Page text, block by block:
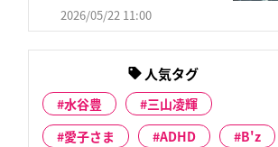
2026/05/22 11:00
人気タグ
水谷豊
三山凌輝
愛子さま
ADHD
B'z